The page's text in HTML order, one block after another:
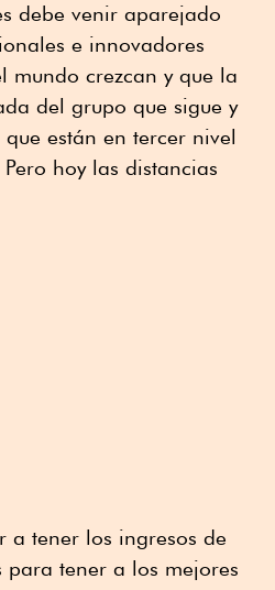
debe venir aparejado
e innovadores
mundo crezcan y que la
del grupo que sigue y
están en tercer nivel
hoy las distancias
a tener los ingresos de
para tener a los mejores